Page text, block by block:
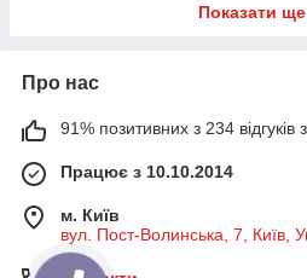
Показати ще
Про нас
91% позитивних з 234 відгуків
Працює з 10.10.2014
м. Київ
вул. Пост-Волинська, 7, Київ,